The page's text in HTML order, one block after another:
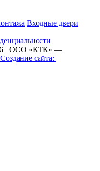
Входные двери
ООО «КТК» —
Создание сайта: